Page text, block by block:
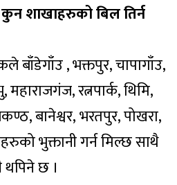
शाखाहरुको बिल तिर्न
बाँडेगाँउ , भक्तपुर, चापागाँउ,
रत्नपार्क, थिमि,
बानेश्वर, भरतपुर, पोखरा,
भुक्तानी गर्न मिल्छ साथै
छ ।